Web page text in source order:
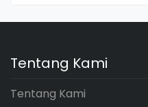
Tentang Kami
Tentang Kami